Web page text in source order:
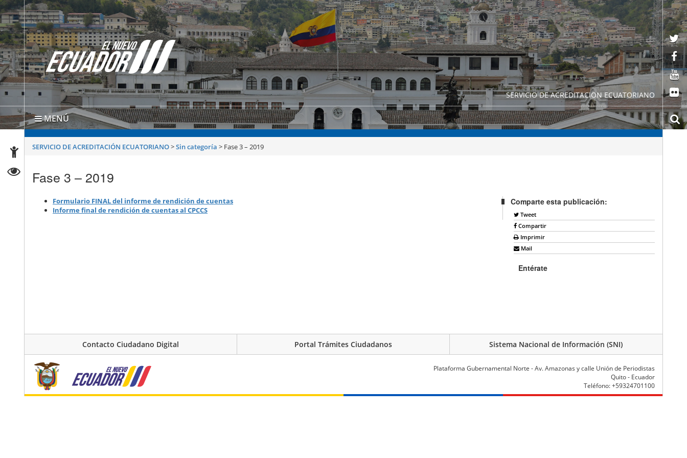
SERVICIO DE ACREDITACION ECUATORIANO
MENÚ
SERVICIO DE ACREDITACIÓN ECUATORIANO>Sin categoría > Fase 3 – 2019
Fase 3 – 2019
Formulario FINAL del informe de rendición de cuentas
Informe final de rendición de cuentas al CPCCS
Comparte esta publicación:
Tweet
Compartir
Imprimir
Mail
Entérate
Contacto Ciudadano Digital Portal Trámites Ciudadanos Sistema Nacional de Información (SNI)
Plataforma Gubernamental Norte - Av. Amazonas y calle Unión de Periodistas
Quito - Ecuador
Teléfono: +59324701100